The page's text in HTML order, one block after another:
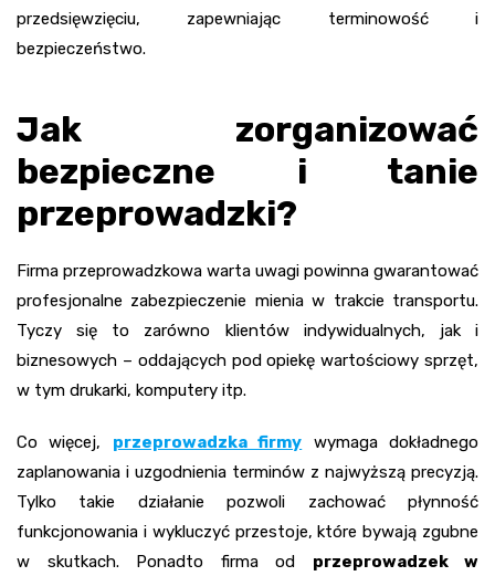
przedsięwzięciu, zapewniając terminowość i
bezpieczeństwo.
Jak zorganizować
bezpieczne i tanie
przeprowadzki?
Firma przeprowadzkowa warta uwagi powinna gwarantować
profesjonalne zabezpieczenie mienia w trakcie transportu.
Tyczy się to zarówno klientów indywidualnych, jak i
biznesowych – oddających pod opiekę wartościowy sprzęt,
w tym drukarki, komputery itp.
Co więcej, przeprowadzka firmy wymaga dokładnego
zaplanowania i uzgodnienia terminów z najwyższą precyzją.
Tylko takie działanie pozwoli zachować płynność
funkcjonowania i wykluczyć przestoje, które bywają zgubne
w skutkach. Ponadto firma od przeprowadzek w